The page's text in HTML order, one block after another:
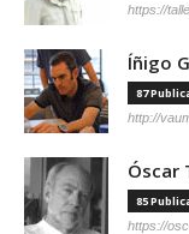
https://
Íñigo
87
http://
Óscar
85
https://